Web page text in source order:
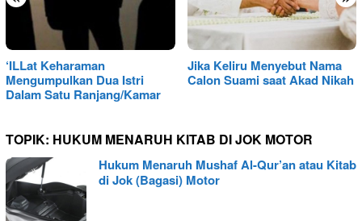
‘ILLat Keharaman
Mengumpulkan Dua Istri
Dalam Satu Ranjang/Kamar
Jika Keliru Menyebut Nama
Calon Suami saat Akad Nikah
TOPIK: HUKUM MENARUH KITAB DI JOK MOTOR
Hukum Menaruh Mushaf Al-Qur’an atau Kitab
di Jok (Bagasi) Motor